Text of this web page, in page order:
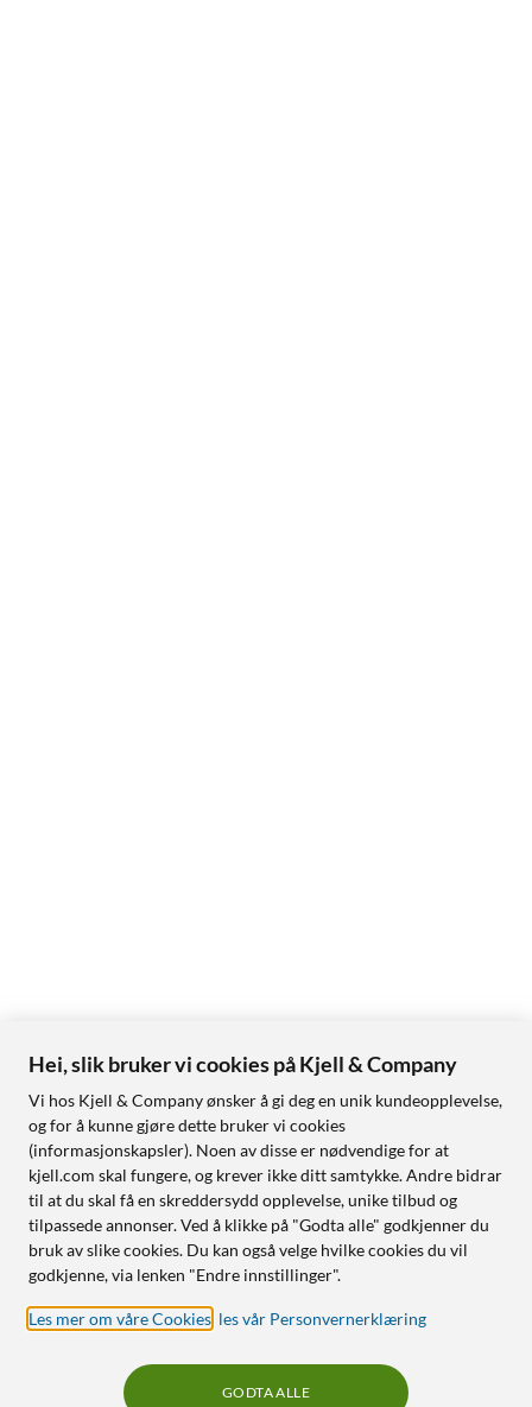
Hei, slik bruker vi cookies på Kjell & Company
Vi hos Kjell & Company ønsker å gi deg en unik kundeopplevelse,
og for å kunne gjøre dette bruker vi cookies
(informasjonskapsler). Noen av disse er nødvendige for at
kjell.com skal fungere, og krever ikke ditt samtykke. Andre bidrar
til at du skal få en skreddersydd opplevelse, unike tilbud og
tilpassede annonser. Ved å klikke på "Godta alle" godkjenner du
bruk av slike cookies. Du kan også velge hvilke cookies du vil
godkjenne, via lenken "Endre innstillinger".
Les mer om våre Cookies les vår Personvernerklæring
GODTA ALLE